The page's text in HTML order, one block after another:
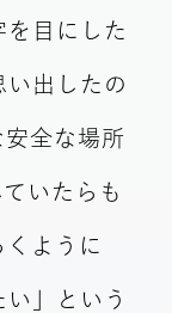
目にした
い出したの
全な場所
いたらも
ように
」という